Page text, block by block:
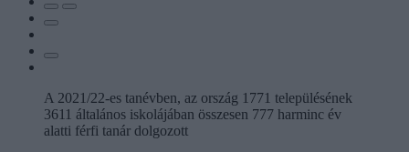
A 2021/22-es tanévben, az ország 1771 településének
3611 általános iskolájában összesen 777 harminc év
alatti férfi tanár dolgozott